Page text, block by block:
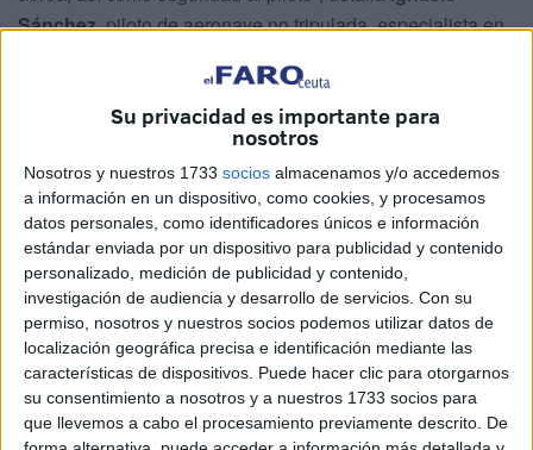
Su privacidad es importante para
nosotros
Nosotros y nuestros 1733 socios almacenamos y/o accedemos
a información en un dispositivo, como cookies, y procesamos
datos personales, como identificadores únicos e información
estándar enviada por un dispositivo para publicidad y contenido
personalizado, medición de publicidad y contenido,
investigación de audiencia y desarrollo de servicios. Con su
permiso, nosotros y nuestros socios podemos utilizar datos de
localización geográfica precisa e identificación mediante las
características de dispositivos. Puede hacer clic para otorgarnos
su consentimiento a nosotros y a nuestros 1733 socios para
que llevemos a cabo el procesamiento previamente descrito. De
Sánchez, piloto de aeronave no tripulada, especialista en
Salto a la acción: ¿dónde opera?